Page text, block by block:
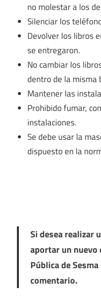
no molestar a los
Silenciar los
Devolver los libros
se entregaron.
No cambiar los
dentro de la misma
Mantener las
Prohibido fumar,
instalaciones.
Se debe usar la
dispuesto en la
Si desea realizar
aportar un
Pública de
comentario.